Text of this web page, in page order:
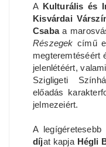
A Kulturális és
Kisvárdai
Csabaa
Részegekcímű
megteremtéséért
jelenlétéért,
Szigligeti
előadás
jelmezeiért.
A
díjat kapja Hégli